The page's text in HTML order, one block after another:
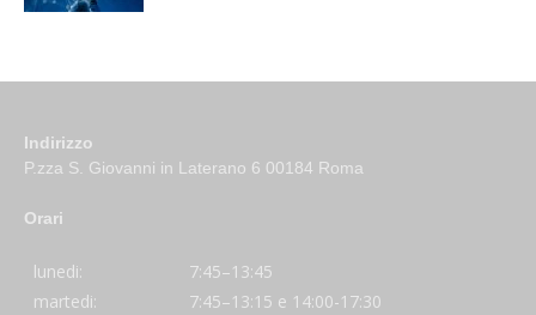
Indirizzo
P.zza S. Giovanni in Laterano 6 00184 Roma
Orari
lunedi:
7:45–13:45
martedi:
7:45–13:15 e 14:00-17:30